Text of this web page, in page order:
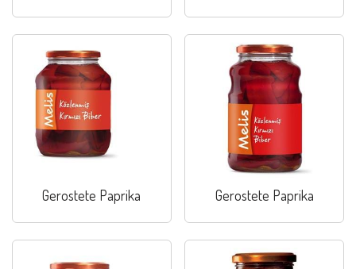
Gerostete Paprika Gerostete Paprika